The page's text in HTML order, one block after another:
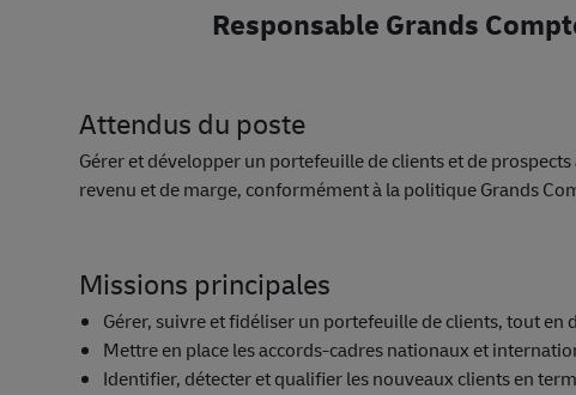
Responsable Grands
Attendus du poste
Gérer et développer un portefeuille de clients et de
revenu et de marge, conformément à la politique Grands
Missions principales
Gérer, suivre et fidéliser un portefeuille de clients, tout
Mettre en place les accords-cadres nationaux et
Identifier, détecter et qualifier les nouveaux clients en